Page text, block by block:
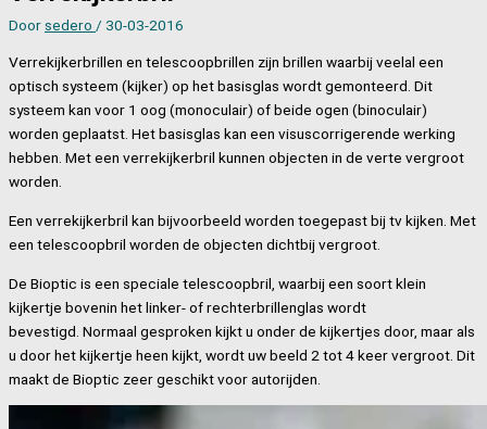
Door sedero / 30-03-2016
Verrekijkerbrillen en telescoopbrillen zijn brillen waarbij veelal een
optisch systeem (kijker) op het basisglas wordt gemonteerd. Dit
systeem kan voor 1 oog (monoculair) of beide ogen (binoculair)
worden geplaatst. Het basisglas kan een visuscorrigerende werking
hebben. Met een verrekijkerbril kunnen objecten in de verte vergroot
worden.
Een verrekijkerbril kan bijvoorbeeld worden toegepast bij tv kijken. Met
een telescoopbril worden de objecten dichtbij vergroot.
De Bioptic is een speciale telescoopbril, waarbij een soort klein
kijkertje bovenin het linker- of rechterbrillenglas wordt
bevestigd. Normaal gesproken kijkt u onder de kijkertjes door, maar als
u door het kijkertje heen kijkt, wordt uw beeld 2 tot 4 keer vergroot. Dit
maakt de Bioptic zeer geschikt voor autorijden.